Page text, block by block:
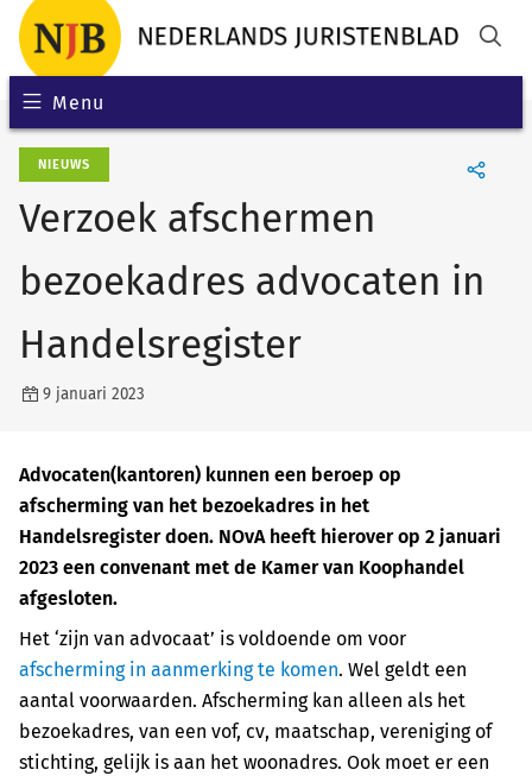
Menu
NIEUWS
Verzoek afschermen
bezoekadres advocaten in
Handelsregister
9 januari 2023
Advocaten(kantoren) kunnen een beroep op
afscherming van het bezoekadres in het
Handelsregister doen. NOvA heeft hierover op 2 januari
2023 een convenant met de Kamer van Koophandel
afgesloten.
Het ‘zijn van advocaat’ is voldoende om voor
afscherming in aanmerking te komen. Wel geldt een
aantal voorwaarden. Afscherming kan alleen als het
bezoekadres, van een vof, cv, maatschap, vereniging of
stichting, gelijk is aan het woonadres. Ook moet er een